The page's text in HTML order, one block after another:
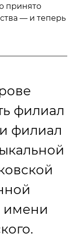
принято
— и теперь
филиал
филиал
имени